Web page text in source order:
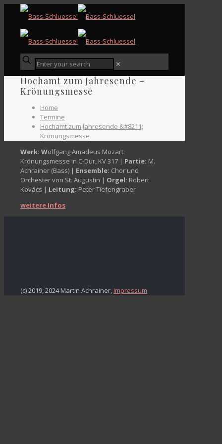
✕
Hochamt zum Jahresende –
Krönungsmesse
Home
Termine
Hochamt zum Jahresende &#8211;
Krönungsmesse
Werk: Wolfgang Amadeus Mozart:
Krönungsmesse in C-Dur, KV 317 | Partie: M.
Achrainer (Bass) | Ensemble: Chor und
Orchester von St. Augustin | Orgel: Robert
Kovács | Leitung: Peter Tiefengraber
weitere Infos
(c) 2019, 2024 Martin Achrainer,Impressum